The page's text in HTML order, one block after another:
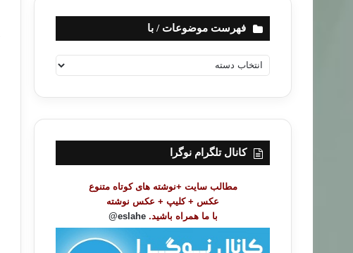
فهرست موضوعات / با
ه
ت
ض
کانال تلگرام نوگرا
مطالب سایت +نوشته های کوتاه متنوع
عکس + کلیپ + عکس نوشته
با ما همراه باشید. eslahe@